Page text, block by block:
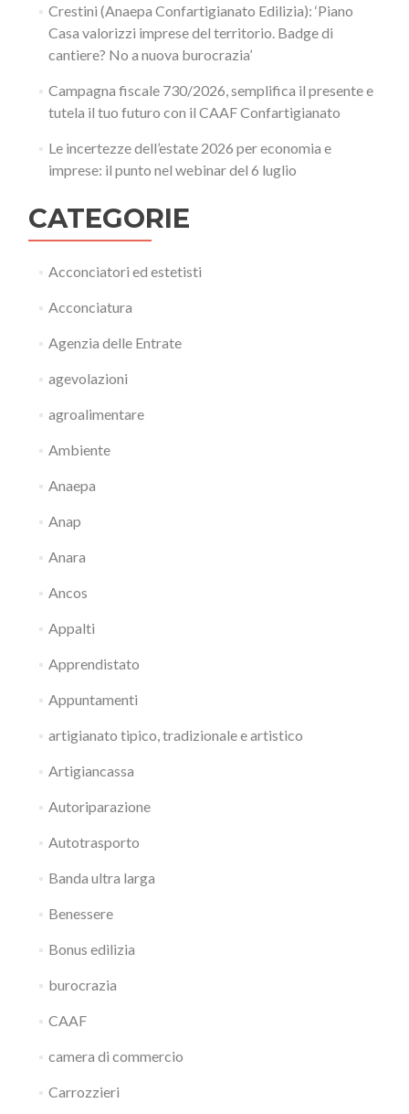
Crestini (Anaepa Confartigianato Edilizia): ‘Piano
Casa valorizzi imprese del territorio. Badge di
cantiere? No a nuova burocrazia’
Campagna fiscale 730/2026, semplifica il presente e
tutela il tuo futuro con il CAAF Confartigianato
Le incertezze dell’estate 2026 per economia e
imprese: il punto nel webinar del 6 luglio
CATEGORIE
Acconciatori ed estetisti
Acconciatura
Agenzia delle Entrate
agevolazioni
agroalimentare
Ambiente
Anaepa
Anap
Anara
Ancos
Appalti
Apprendistato
Appuntamenti
artigianato tipico, tradizionale e artistico
Artigiancassa
Autoriparazione
Autotrasporto
Banda ultra larga
Benessere
Bonus edilizia
burocrazia
CAAF
camera di commercio
Carrozzieri